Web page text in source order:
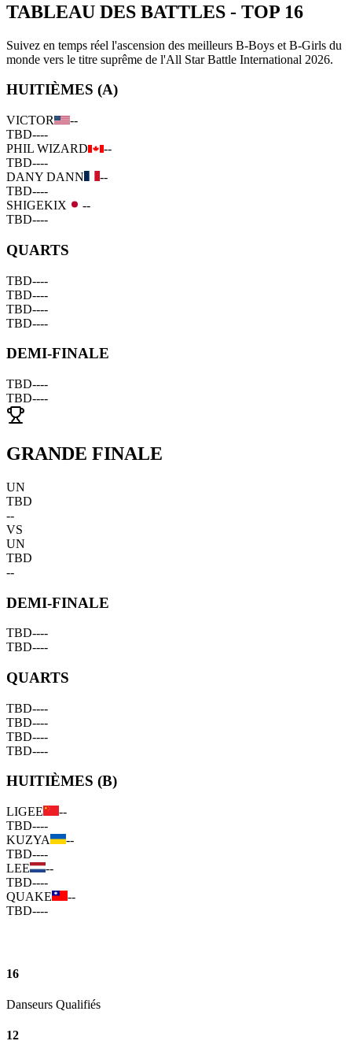
TABLEAU DES BATTLES - TOP 16
Suivez en temps réel l'ascension des meilleurs B-Boys et B-Girls du
monde vers le titre suprême de l'All Star Battle International 2026.
HUITIÈMES (A)
VICTOR
--
TBD----
PHIL WIZARD
--
TBD----
DANY DANN
--
TBD----
SHIGEKIX
--
TBD----
QUARTS
TBD----
TBD----
TBD----
TBD----
DEMI-FINALE
TBD----
TBD----
GRANDE FINALE
UN
TBD
--
VS
UN
TBD
--
DEMI-FINALE
TBD----
TBD----
QUARTS
TBD----
TBD----
TBD----
TBD----
HUITIÈMES (B)
LIGEE
--
TBD----
KUZYA
--
TBD----
LEE
--
TBD----
QUAKE
--
TBD----
16
Danseurs Qualifiés
12